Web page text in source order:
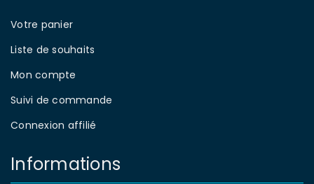
Votre panier
Liste de souhaits
Mon compte
Suivi de commande
Connexion affilié
Informations